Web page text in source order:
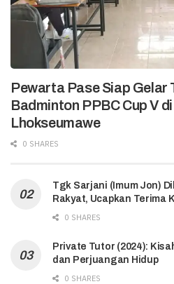
Pewarta Pase Siap Gelar
Badminton PPBC Cup V di
Lhokseumawe
0 SHARES
Tgk Sarjani (Imum Jon)
Rakyat, Ucapkan Terima
0 SHARES
Private Tutor (2024):
dan Perjuangan Hidup
0 SHARES